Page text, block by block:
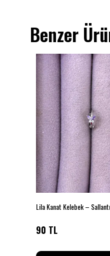
Benzer
90 TL